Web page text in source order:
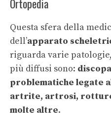
Ortopedia
Questa sfera della
dell’apparato
riguarda varie
più diffusi sono:
problematiche legate
artrite, artrosi, rotture
molte altre.